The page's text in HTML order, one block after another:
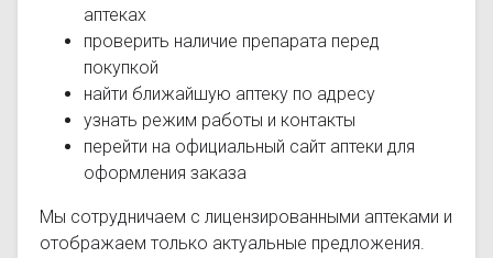
аптеках
проверить наличие препарата перед
покупкой
найти ближайшую аптеку по адресу
узнать режим работы и контакты
перейти на официальный сайт аптеки для
оформления заказа
Мы сотрудничаем с лицензированными аптеками и
отображаем только актуальные предложения.